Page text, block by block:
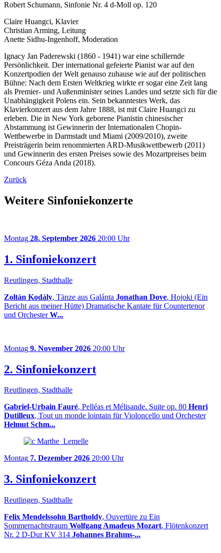
Robert Schumann, Sinfonie Nr. 4 d-Moll op. 120
Claire Huangci, Klavier
Christian Arming, Leitung
Anette Sidhu-Ingenhoff, Moderation
Ignacy Jan Paderewski (1860 - 1941) war eine schillernde
Persönlichkeit. Der international gefeierte Pianist war auf den
Konzertpodien der Welt genauso zuhause wie auf der politischen
Bühne: Nach dem Ersten Weltkrieg wirkte er sogar eine Zeit lang
als Premier- und Außenminister seines Landes und setzte sich für die
Unabhängigkeit Polens ein. Sein bekanntestes Werk, das
Klavierkonzert aus dem Jahre 1888, ist mit Claire Huangci zu
erleben. Die in New York geborene Pianistin chinesischer
Abstammung ist Gewinnerin der Internationalen Chopin-
Wettbewerbe in Darmstadt und Miami (2009/2010), zweite
Preisträgerin beim renommierten ARD-Musikwettbewerb (2011)
und Gewinnerin des ersten Preises sowie des Mozartpreises beim
Concours Géza Anda (2018).
Zurück
Weitere Sinfoniekonzerte
Montag 28. September 2026 20:00 Uhr
1. Sinfoniekonzert
Reutlingen, Stadthalle
Zoltán Kodály, Tänze aus Galánta Jonathan Dove, Hojoki (Ein
Bericht aus meiner Hütte) Dramatische Kantate für Countertenor
und OrchesterW...
Montag 9. November 2026 20:00 Uhr
2. Sinfoniekonzert
Reutlingen, Stadthalle
Gabriel-Urbain Fauré, Pelléas et Mélisande. Suite op. 80 Henri
Dutilleux, Tout un monde lointain für Violoncello und Orchester
Helmut Schm...
Montag 7. Dezember 2026 20:00 Uhr
3. Sinfoniekonzert
Reutlingen, Stadthalle
Felix Mendelssohn Bartholdy, Ouvertüre zu Ein
Sommernachtstraum Wolfgang Amadeus Mozart, Flötenkonzert
Nr. 2 D-Dur KV 314 Johannes Brahms-...